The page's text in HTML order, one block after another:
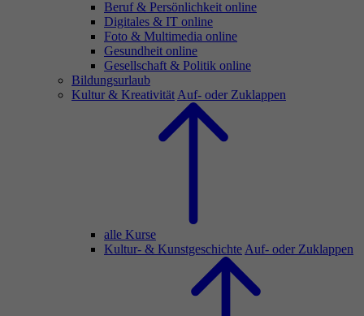
Beruf & Persönlichkeit online
Digitales & IT online
Foto & Multimedia online
Gesundheit online
Gesellschaft & Politik online
Bildungsurlaub
Kultur & Kreativität Auf- oder Zuklappen
alle Kurse
Kultur- & Kunstgeschichte Auf- oder Zuklappen